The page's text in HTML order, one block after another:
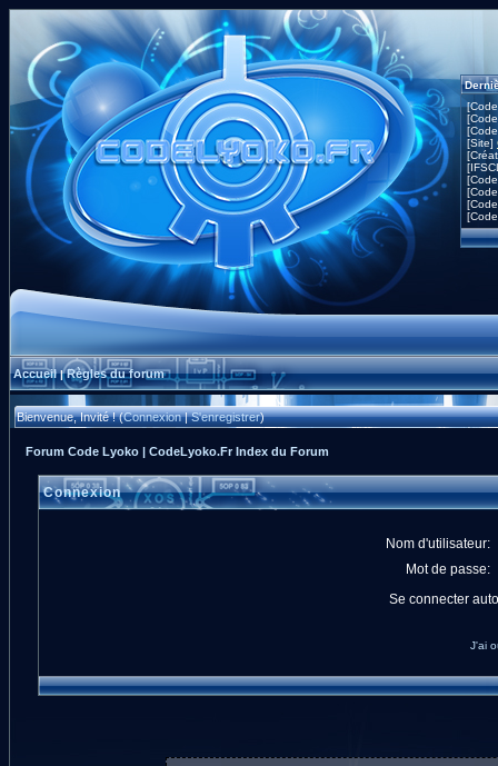
[Site]
Accueil|Règles du forum
Bienvenue, Invité ! (Connexion|S'enregistrer)
Forum Code Lyoko | CodeLyoko.Fr Index du Forum
Connexion
Nom d'utilisateur:
Mot de passe:
Se connecter
J'ai